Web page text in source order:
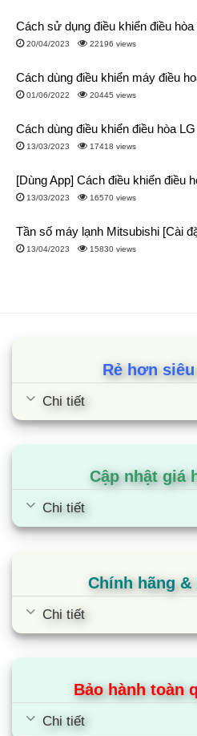
Cách sử dụng điều khiển điều hòa
20/04/2023 22196 views
Cách dùng điều khiển máy điều
01/06/2022 20445 views
Cách dùng điều khiển điều hòa
13/03/2023 17418 views
[Dùng App] Cách điều khiển điều
13/03/2023 16570 views
Tần số máy lạnh Mitsubishi [Cài
13/04/2023 15830 views
Rẻ hơn
Chi tiết
Cập nhật giá
Chi tiết
Chính hãng &
Chi tiết
Bảo hành toàn
Chi tiết